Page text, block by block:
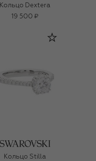
Кольцо Dextera
19 500 ₽
Кольцо Stilla